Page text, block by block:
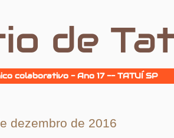
de
colaborativo - Ano 17 -- TATUÍ SP
dezembro de 2016